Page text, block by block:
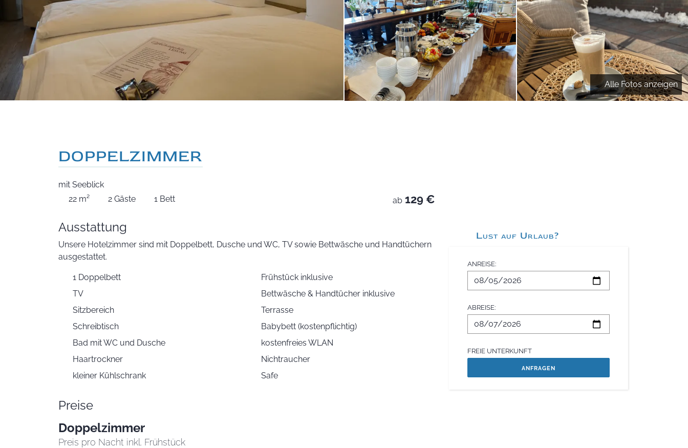
Alle Fotos anzeigen
DOPPELZIMMER
mit Seeblick
22 m²
2 Gäste 1 Bett ab 129 €
Ausstattung
Unsere Hotelzimmer sind mit Doppelbett, Dusche und WC, TV sowie Bettwäsche und Handtüchern
ausgestattet.
1 Doppelbett
TV
Sitzbereich
Schreibtisch
Bad mit WC und Dusche
Haartrockner
kleiner Kühlschrank
Frühstück inklusive
Bettwäsche & Handtücher inklusive
Terrasse
Babybett (kostenpflichtig)
kostenfreies WLAN
Nichtraucher
Safe
Preise
Doppelzimmer
Preis pro Nacht inkl. Frühstück
Lust auf Urlaub?
ANREISE:
ABREISE:
FREIE UNTERKUNFT
anfragen